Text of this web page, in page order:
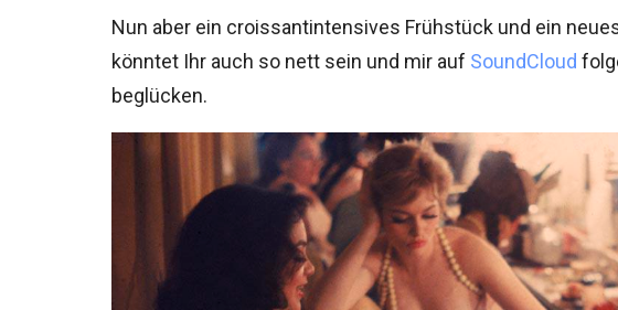
Nun aber ein croissantintensives Frühstück und ein
könntet Ihr auch so nett sein und mir auf SoundCloud
beglücken.